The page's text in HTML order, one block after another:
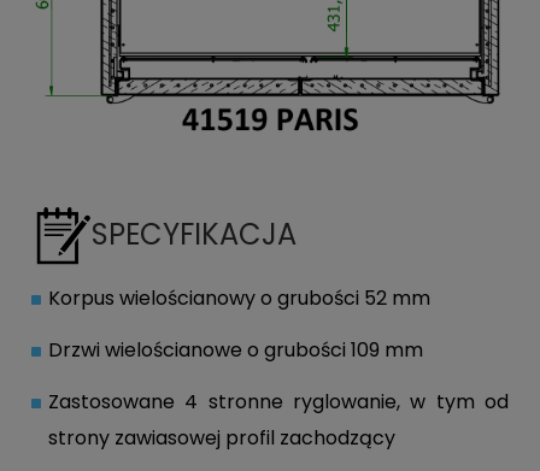
SPECYFIKACJA
Korpus wielościanowy o grubości 52 mm
Drzwi wielościanowe o grubości 109 mm
Zastosowane 4 stronne ryglowanie, w tym od
strony zawiasowej profil zachodzący